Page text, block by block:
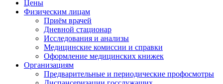
Цены
Физическим лицам
Приём врачей
Дневной стационар
Исследования и анализы
Медицинские комиссии и справки
Оформление медицинских книжек
Организациям
Предварительные и периодические профосмотры